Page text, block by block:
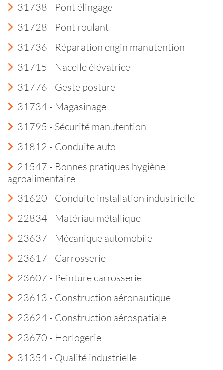
31738 - Pont élingage
31728 - Pont roulant
31736 - Réparation engin manutention
31715 - Nacelle élévatrice
31776 - Geste posture
31734 - Magasinage
31795 - Sécurité manutention
31812 - Conduite auto
21547 - Bonnes pratiques hygiène
agroalimentaire
31620 - Conduite installation industrielle
22834 - Matériau métallique
23637 - Mécanique automobile
23617 - Carrosserie
23607 - Peinture carrosserie
23613 - Construction aéronautique
23624 - Construction aérospatiale
23670 - Horlogerie
31354 - Qualité industrielle